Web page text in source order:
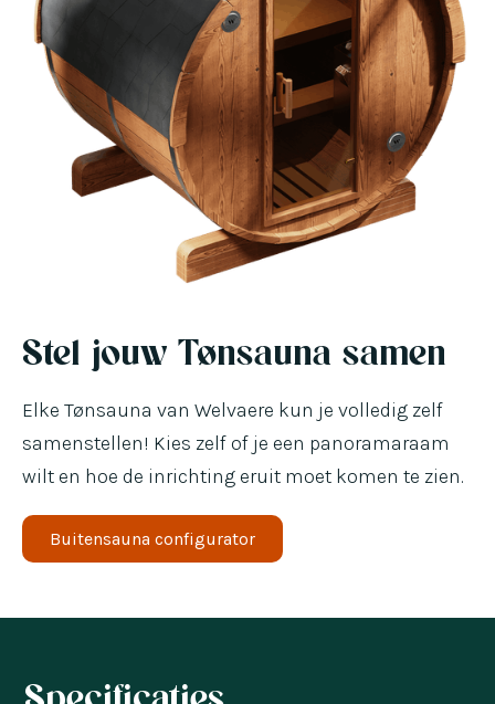
Stel jouw Tønsauna samen
Elke Tønsauna van Welvaere kun je volledig zelf
samenstellen! Kies zelf of je een panoramaraam
wilt en hoe de inrichting eruit moet komen te zien.
Buitensauna configurator